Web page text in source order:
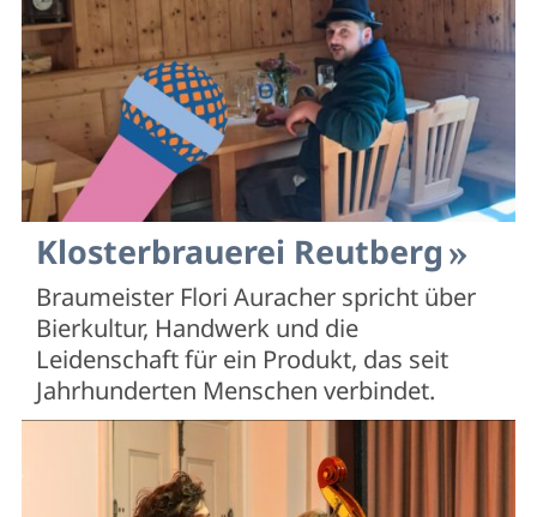
Klosterbrauerei Reutberg
Braumeister Flori Auracher spricht über
Bierkultur, Handwerk und die
Leidenschaft für ein Produkt, das seit
Jahrhunderten Menschen verbindet.